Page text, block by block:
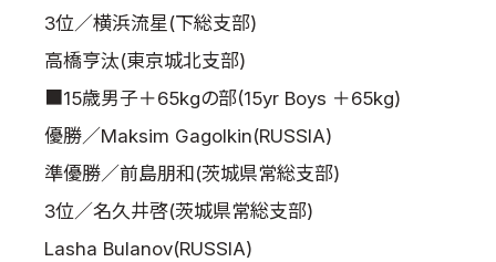
3位／横浜流星(下総支部)
高橋亨汰(東京城北支部)
■15歳男子＋65kgの部(15yr Boys ＋65kg)
優勝／Maksim Gagolkin(RUSSIA)
準優勝／前島朋和(茨城県常総支部)
3位／名久井啓(茨城県常総支部)
Lasha Bulanov(RUSSIA)